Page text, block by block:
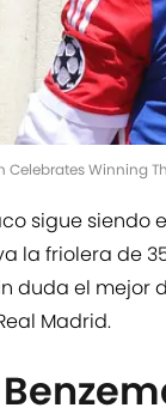
Celebrates Winning
sigue siendo
la friolera de
duda el
Madrid.